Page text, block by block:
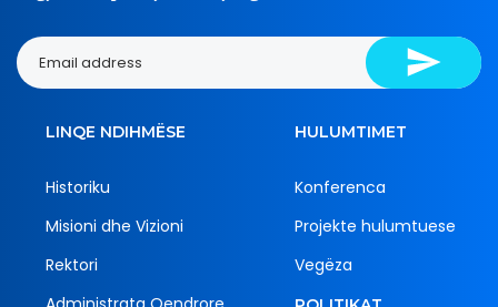
LINQE NDIHMËSE
Historiku
Misioni dhe Vizioni
Rektori
HULUMTIMET
Konferenca
Projekte hulumtuese
Vegëza